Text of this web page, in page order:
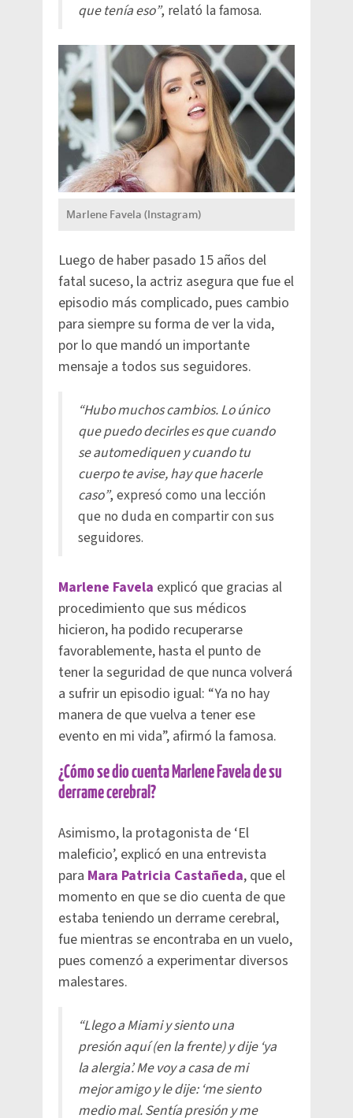
que tenía eso”, relató la famosa.
Marlene Favela (Instagram)
Luego de haber pasado 15 años del
fatal suceso, la actriz asegura que fue el
episodio más complicado, pues cambio
para siempre su forma de ver la vida,
por lo que mandó un importante
mensaje a todos sus seguidores.
“Hubo muchos cambios. Lo único
que puedo decirles es que cuando
se automediquen y cuando tu
cuerpo te avise, hay que hacerle
caso”, expresó como una lección
que no duda en compartir con sus
seguidores.
Marlene Favela explicó que gracias al
procedimiento que sus médicos
hicieron, ha podido recuperarse
favorablemente, hasta el punto de
tener la seguridad de que nunca volverá
a sufrir un episodio igual: “Ya no hay
manera de que vuelva a tener ese
evento en mi vida”, afirmó la famosa.
¿Cómo se dio cuenta Marlene Favela de su
derrame cerebral?
Asimismo, la protagonista de ‘El
maleficio’, explicó en una entrevista
para Mara Patricia Castañeda, que el
momento en que se dio cuenta de que
estaba teniendo un derrame cerebral,
fue mientras se encontraba en un vuelo,
pues comenzó a experimentar diversos
malestares.
“Llego a Miami y siento una
presión aquí (en la frente) y dije ‘ya
la alergia’. Me voy a casa de mi
mejor amigo y le dije: ‘me siento
medio mal. Sentía presión y me